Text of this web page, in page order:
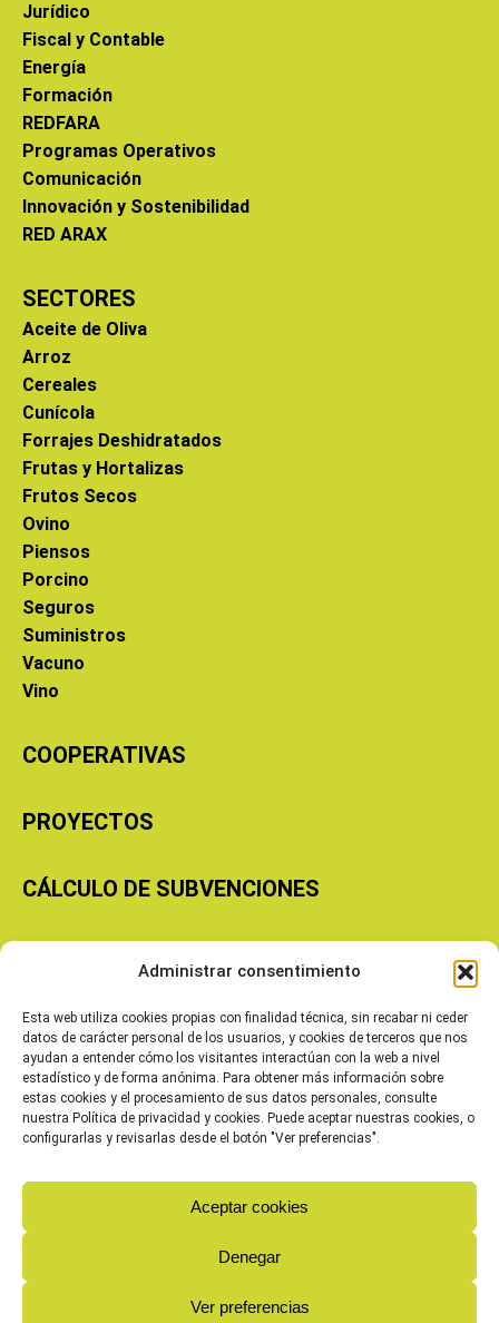
Administrar consentimiento
Esta web utiliza cookies propias con finalidad técnica, sin recabar ni ceder
datos de carácter personal de los usuarios, y cookies de terceros que nos
ayudan a entender cómo los visitantes interactúan con la web a nivel
estadístico y de forma anónima. Para obtener más información sobre
estas cookies y el procesamiento de sus datos personales, consulte
nuestra Política de privacidad y cookies. Puede aceptar nuestras cookies, o
configurarlas y revisarlas desde el botón "Ver preferencias".
Aceptar cookies
Denegar
Ver preferencias
Jurídico
Fiscal y Contable
Energía
Formación
REDFARA
Programas Operativos
Comunicación
Innovación y Sostenibilidad
RED ARAX
SECTORES
Aceite de Oliva
Arroz
Cereales
Cunícola
Forrajes Deshidratados
Frutas y Hortalizas
Frutos Secos
Ovino
Piensos
Porcino
Seguros
Suministros
Vacuno
Vino
COOPERATIVAS
PROYECTOS
CÁLCULO DE SUBVENCIONES